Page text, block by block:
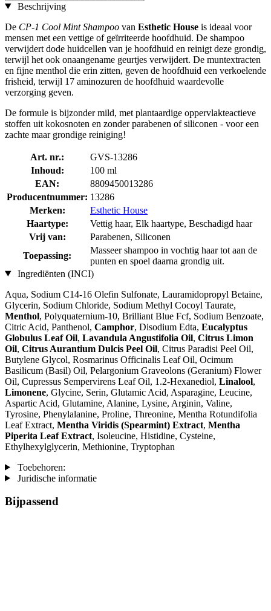
Beschrijving
De CP-1 Cool Mint Shampoo van Esthetic House is ideaal voor
mensen met een vettige of geïrriteerde hoofdhuid. De shampoo
verwijdert dode huidcellen van je hoofdhuid en reinigt deze grondig,
terwijl het ook onaangename geurtjes verwijdert. De muntextracten
en fijne menthol die erin zitten, geven de hoofdhuid een verkoelende
frisheid, terwijl 17 aminozuren de hoofdhuid waardevolle
verzorging geven.
De formule is bijzonder mild, met plantaardige oppervlakteactieve
stoffen uit kokosnoten en zonder parabenen of siliconen - voor een
zachte maar grondige reiniging!
Art. nr.:
GVS-13286
Inhoud:
100 ml
EAN:
8809450013286
Producentnummer: 13286
Merken:
Esthetic House
Haartype:
Vettig haar, Elk haartype, Beschadigd haar
Vrij van:
Parabenen, Siliconen
Toepassing:
Masseer shampoo in vochtig haar tot aan de
punten en spoel daarna grondig uit.
Ingrediënten (INCI)
Aqua, Sodium C14-16 Olefin Sulfonate, Lauramidopropyl Betaine,
Glycerin, Sodium Chloride, Sodium Methyl Cocoyl Taurate,
Menthol, Polyquaternium-10, Brilliant Blue Fcf, Sodium Benzoate,
Citric Acid, Panthenol, Camphor, Disodium Edta, Eucalyptus
Globulus Leaf Oil, Lavandula Angustifolia Oil, Citrus Limon
Oil, Citrus Aurantium Dulcis Peel Oil, Citrus Paradisi Peel Oil,
Butylene Glycol, Rosmarinus Officinalis Leaf Oil, Ocimum
Basilicum (Basil) Oil, Pelargonium Graveolons (Geranium) Flower
Oil, Cupressus Sempervirens Leaf Oil, 1.2-Hexanediol, Linalool,
Limonene, Glycine, Serin, Glutamic Acid, Asparagine, Leucine,
Aspartic Acid, Glutamine, Alanine, Lysine, Arginin, Valine,
Tyrosine, Phenylalanine, Proline, Threonine, Mentha Rotundifolia
Leaf Extract, Mentha Viridis (Spearmint) Extract, Mentha
Piperita Leaf Extract, Isoleucine, Histidine, Cysteine,
Ethylhexylglycerin, Methionine, Tryptophan
Toebehoren:
Juridische informatie
Bijpassend